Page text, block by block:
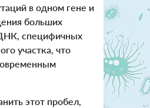
в одном гене и
больших
специфичных
участка, что
этот пробел,